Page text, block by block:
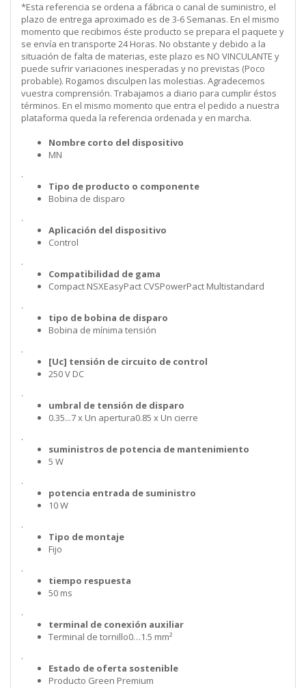
*Esta referencia se ordena a fábrica o canal de suministro, el
plazo de entrega aproximado es de 3-6 Semanas. En el mismo
momento que recibimos éste producto se prepara el paquete y
se envía en transporte 24 Horas. No obstante y debido a la
situación de falta de materias, este plazo es NO VINCULANTE y
puede sufrir variaciones inesperadas y no previstas (Poco
probable). Rogamos disculpen las molestias. Agradecemos
vuestra comprensión. Trabajamos a diario para cumplir éstos
términos. En el mismo momento que entra el pedido a nuestra
plataforma queda la referencia ordenada y en marcha.
Nombre corto del dispositivo
MN
.
Tipo de producto o componente
Bobina de disparo
.
Aplicación del dispositivo
Control
.
Compatibilidad de gama
Compact NSXEasyPact CVSPowerPact Multistandard
.
tipo de bobina de disparo
Bobina de mínima tensión
.
[Uc] tensión de circuito de control
250 V DC
.
umbral de tensión de disparo
0.35...7 x Un apertura0.85 x Un cierre
.
suministros de potencia de mantenimiento
5 W
.
potencia entrada de suministro
10 W
.
Tipo de montaje
Fijo
.
tiempo respuesta
50 ms
.
terminal de conexión auxiliar
Terminal de tornillo0…1.5 mm²
.
Estado de oferta sostenible
Producto Green Premium